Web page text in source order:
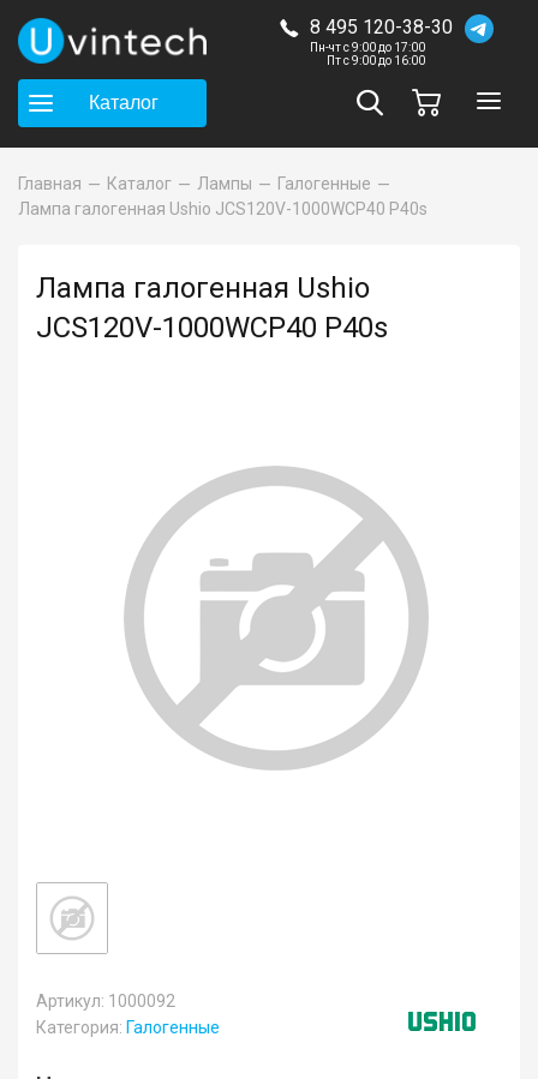
8 495 120-38-30
Пн-чт с 9:00 до 17:00
Пт с 9:00 до 16:00
Каталог
Главная Каталог Лампы
Галогенные
Лампа галогенная Ushio JCS120V-1000WCP40 P40s
Лампа галогенная Ushio
JCS120V-1000WCP40 P40s
Артикул: 1000092
Категория: Галогенные